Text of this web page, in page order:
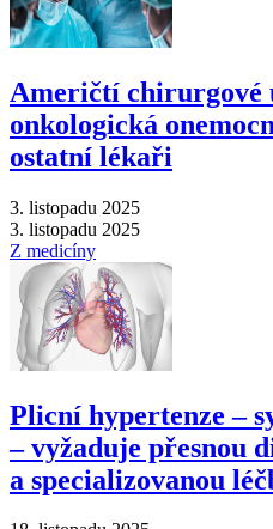
Američtí chirurgové
onkologická
ostatní lékaři
3. listopadu 2025
3. listopadu 2025
Z medicíny
Plicní hypertenze –⁠
–⁠ vyžaduje přesnou
a specializovanou